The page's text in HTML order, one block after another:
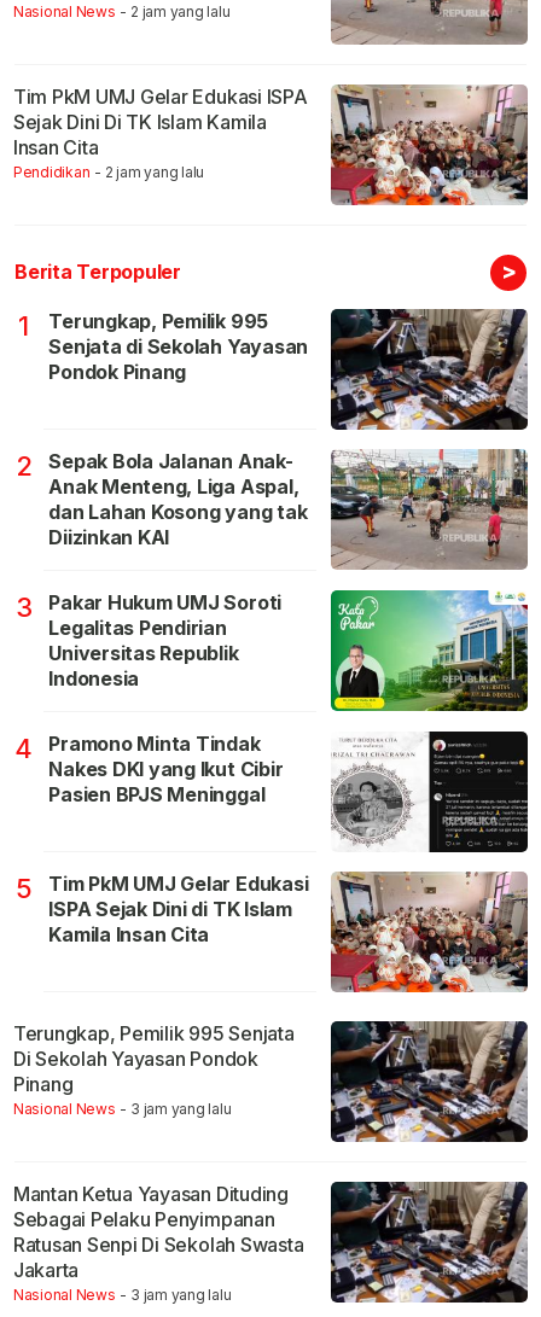
Nasional News - 2 jam yang lalu
Tim PkM UMJ Gelar Edukasi ISPA
Sejak Dini Di TK Islam Kamila
Insan Cita
Pendidikan - 2 jam yang lalu
Berita Terpopuler >
1
Terungkap, Pemilik 995
Senjata di Sekolah Yayasan
Pondok Pinang
2
Sepak Bola Jalanan Anak-
Anak Menteng, Liga Aspal,
dan Lahan Kosong yang tak
Diizinkan KAI
3
Pakar Hukum UMJ Soroti
Legalitas Pendirian
Universitas Republik
Indonesia
4
Pramono Minta Tindak
Nakes DKI yang Ikut Cibir
Pasien BPJS Meninggal
5
Tim PkM UMJ Gelar Edukasi
ISPA Sejak Dini di TK Islam
Kamila Insan Cita
Terungkap, Pemilik 995 Senjata
Di Sekolah Yayasan Pondok
Pinang
Nasional News - 3 jam yang lalu
Mantan Ketua Yayasan Dituding
Sebagai Pelaku Penyimpanan
Ratusan Senpi Di Sekolah Swasta
Jakarta
Nasional News - 3 jam yang lalu